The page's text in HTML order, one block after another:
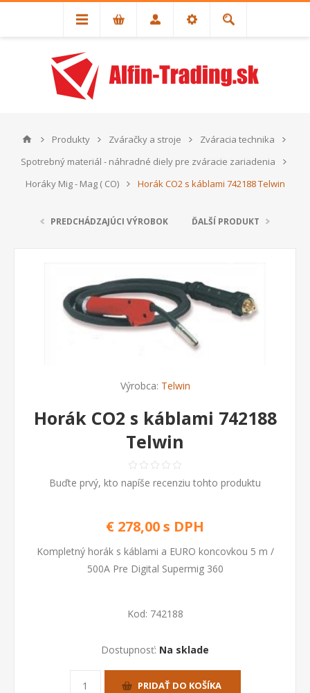
Produkty Zváračky a stroje
Zváracia technika
Spotrebný materiál - náhradné diely pre zváracie zariadenia
Horáky Mig - Mag ( CO)
Horák CO2 s káblami 742188 Telwin
PREDCHÁDZAJÚCI VÝROBOK ĎALŠÍ PRODUKT
Výrobca: Telwin
Horák CO2 s káblami 742188
Telwin
Buďte prvý, kto napíše recenziu tohto produktu
€ 278,00 s DPH
Kompletný horák s káblami a EURO koncovkou 5 m /
500A Pre Digital Supermig 360
Kod: 742188
Dostupnosť: Na sklade
PRIDAŤ DO KOŠÍKA